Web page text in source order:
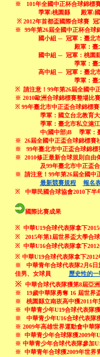
※
101年全國中正杯合球錦
季軍:桃園縣 殿軍:國立
※ 2012年首都盃國際合球賽
※ 99年第26屆全國中正杯合球
國小組 ─ 冠軍：臺北市立
殿軍：臺北縣立
國中組 ─ 冠軍：桃園縣立
季軍：臺北市立萬芳
高中組 ─ 冠軍：臺北市
季軍：臺北市私立
※請注意！99年第26屆全國中
※ 2010歐洲合球錦標賽整場比
※99年臺北市中正盃合球錦
季軍：國立台北教育大
季軍：臺北市私立滬江高
中(國中部)B
季軍：
※
26屆全國中正盃合球錦標
※ 99年臺北市中正盃合球錦
※ 2010修正最新合球規則自
及99年臺北市中正盃合
※
請注意！99年第26屆全國中
最新競賽規程
報名
※ 中華民國合球協會2010下半
國際比賽成果
※ 中華U19合球代表隊拿下2015
※
2015年第1屆世界盃大學合
※中華U16合球代表隊拿下
※ 中華U19合球代表隊拿下
※ 中華青年合球代表隊2月6日
佳男、女球員
歷史性的一
※ 中華合球代表隊獲第8屆亞
※ 19歲中華隊勇奪 16 屆世界
※ 桃園縣立南崁高中獲2011年
※ 中華青少年U19合球代表隊
※
中華青少年U16合球代表隊
※ 2009年高雄世界運動會中華
※ 中華青少年合球隊獲2009年
※ 中華青少年合球代表隊參加
※ 中華青年合球獲2009年世界